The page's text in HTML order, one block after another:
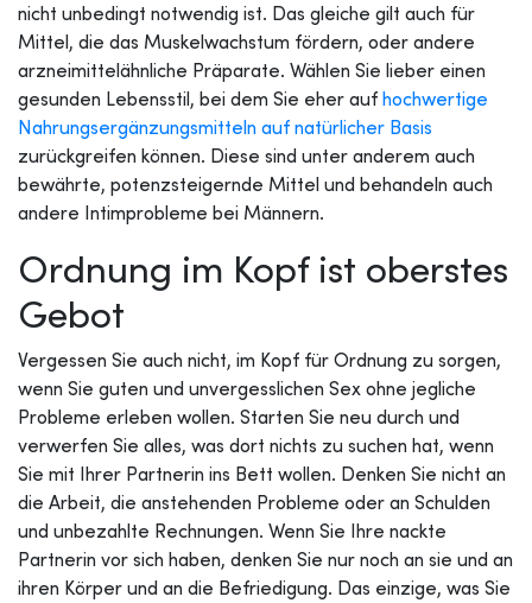
nicht unbedingt notwendig ist. Das gleiche gilt auch für
Mittel, die das Muskelwachstum fördern, oder andere
arzneimittelähnliche Präparate. Wählen Sie lieber einen
gesunden Lebensstil, bei dem Sie eher auf hochwertige
Nahrungsergänzungsmitteln auf natürlicher Basis
zurückgreifen können. Diese sind unter anderem auch
bewährte, potenzsteigernde Mittel und behandeln auch
andere Intimprobleme bei Männern.
Ordnung im Kopf ist oberstes
Gebot
Vergessen Sie auch nicht, im Kopf für Ordnung zu sorgen,
wenn Sie guten und unvergesslichen Sex ohne jegliche
Probleme erleben wollen. Starten Sie neu durch und
verwerfen Sie alles, was dort nichts zu suchen hat, wenn
Sie mit Ihrer Partnerin ins Bett wollen. Denken Sie nicht an
die Arbeit, die anstehenden Probleme oder an Schulden
und unbezahlte Rechnungen. Wenn Sie Ihre nackte
Partnerin vor sich haben, denken Sie nur noch an sie und an
ihren Körper und an die Befriedigung. Das einzige, was Sie